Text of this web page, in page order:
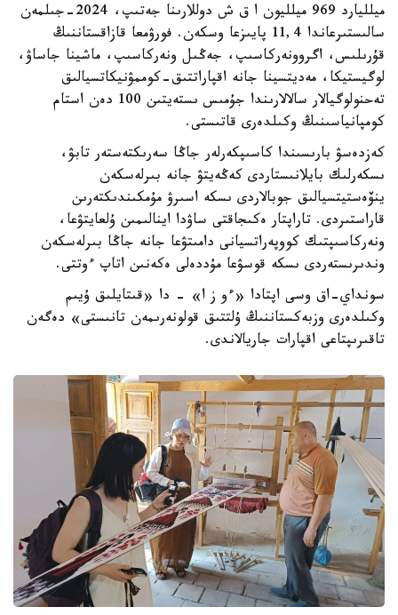
ميلليارد 969 ميلليون ا ق ش دوللارىنا جەتىپ، 2024-جىلمەن
سالىستىرعاندا 11,4 پايىزعا وسكەن. فورۋمعا قازاقستاننىڭ
قۇرىلىس، اگروونەركاسىپ، جەڭىل ونەركاسىپ، ماشينا جاساۋ،
لوگيستيكا، مەديتسينا جانە اقپاراتتىق-كوممۋنيكاتسيالىق
تەحنولوگيالار سالالارىندا جۇمىس ىستەيتىن 100 دەن استام
كومپانياسىنىڭ وكىلدەرى قاتىستى.
كەزدەسۋ بارىسىندا كاسىپكەرلەر جاڭا سەرىكتەستەر تابۋ،
ىسكەرلىك بايلانىستاردى كەڭەيتۋ جانە بىرلەسكەن
ينۆەستيتسيالىق جوبالاردى ىسكە اسىرۋ مۇمكىندىكتەرىن
قاراستىردى. تاراپتار ەكىجاقتى ساۋدا اينالىمىن ۇلعايتۋعا،
ونەركاسىپتىك كووپەراتسيانى دامىتۋعا جانە جاڭا بىرلەسكەن
وندىرىستەردى ىسكە قوسۋعا مۇددەلى ەكەنىن اتاپ ءوتتى.
سونداي-اق وسى اپتادا «ءو ز ا» - دا «قىتايلىق ۇيىم
وكىلدەرى وزبەكستاننىڭ ۇلتتىق قولونەرىمەن تانىستى» دەگەن
تاقىرىپتاعى اقپارات جاريالاندى.